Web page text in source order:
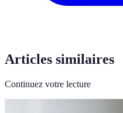
Articles similaires
Continuez votre lecture